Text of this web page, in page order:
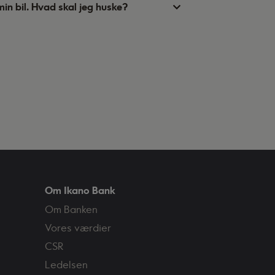
bil. Hvad skal jeg huske?
Om Ikano Bank
Om Banken
Vores værdier
CSR
Ledelsen